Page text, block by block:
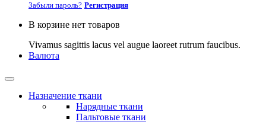
Забыли пароль? Регистрация
В корзине нет товаров
Vivamus sagittis lacus vel augue laoreet rutrum faucibus.
Валюта
Назначение ткани
Нарядные ткани
Пальтовые ткани